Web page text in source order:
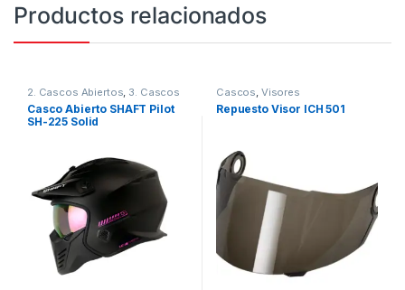
Productos relacionados
2. Cascos Abiertos, 3. Cascos
Integrales ,Cascos , Shaft
Casco Abierto SHAFT Pilot
SH-225 Solid
Cascos, Visores
Repuesto Visor ICH 501